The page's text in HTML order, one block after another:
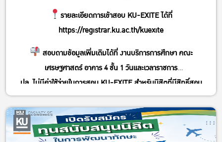
รายละเอียดการเข้าสอบ KU-EXITE ได้ที่
https://registrar.ku.ac.th/kuexite
สอบถามข้อมูลเพิ่มเติมได้ที่ งานบริการการศึกษา คณะ
เศรษฐศาสตร์ อาคาร 4 ชั้น 1 วันและเวลาราชการ
ปล. ไม่มีค่าใช้จ่ายในการสอบ KU-EXITE สำหรับนิสิตที่มีสิทธิ์สอบ
.มาเข้าร่วมโครงการฯ กันเยอะ ๆ นะ มีรางวัลจ้า “